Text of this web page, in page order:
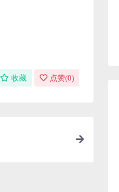
收藏 点赞(0)